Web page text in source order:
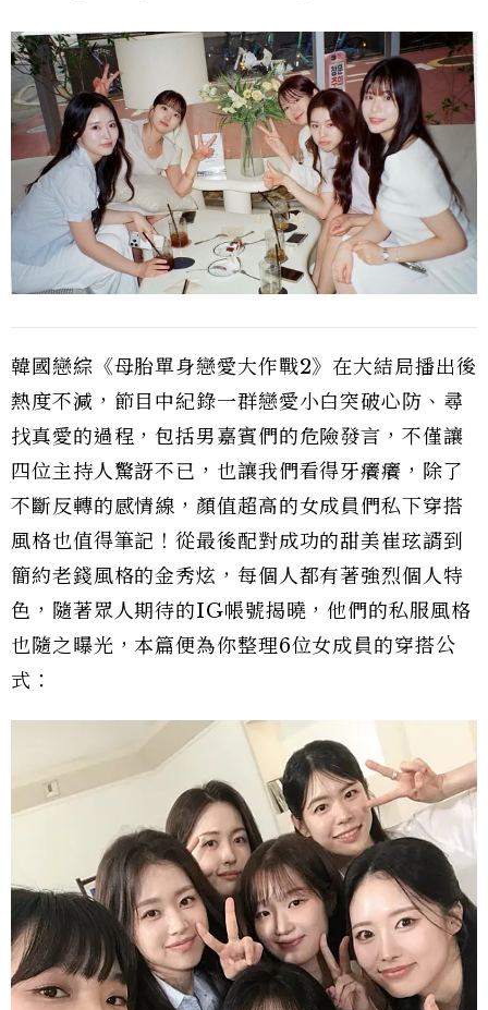
韓國戀綜《母胎單身戀愛大作戰2》在大結局播出後
熱度不減，節目中紀錄一群戀愛小白突破心防、尋
找真愛的過程，包括男嘉賓們的危險發言，不僅讓
四位主持人驚訝不已，也讓我們看得牙癢癢，除了
不斷反轉的感情線，顏值超高的女成員們私下穿搭
風格也值得筆記！從最後配對成功的甜美崔玹諝到
簡約老錢風格的金秀炫，每個人都有著強烈個人特
色，隨著眾人期待的IG帳號揭曉，他們的私服風格
也隨之曝光，本篇便為你整理6位女成員的穿搭公
式：